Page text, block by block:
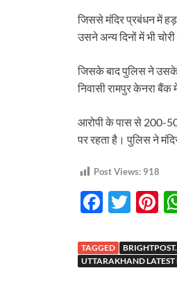
जिससे मंदिर प्रबंधन में
उसने अन्य दिनों में भी
जिसके बाद पुलिस ने उसके
निवासी रामपुर केनरा
आरोपी के पास से 200-
पर रहता है। पुलिस ने
Post Views: 918
F
e
b
T
itt
er
Pi
TAGGED
UTTARAKHAND LATEST